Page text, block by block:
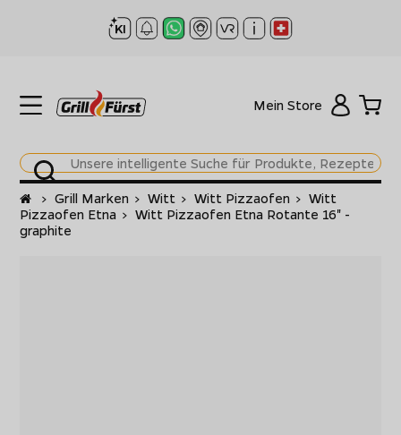
Mein Store
Startseite
> Grill Marken > Witt > Witt Pizzaofen > Witt
Pizzaofen Etna > Witt Pizzaofen Etna Rotante 16" -
graphite